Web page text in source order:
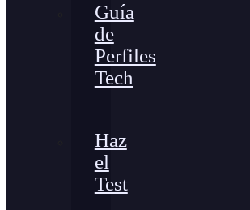
Guía
de
Perfiles
Tech
Haz
el
Test